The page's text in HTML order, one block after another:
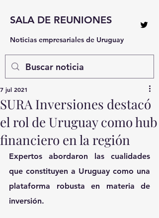
SALA DE REUNIONES
Noticias empresariales de Uruguay
SURA Inversiones destacó
el rol de Uruguay como hub
financiero en la región
7 jul 2021
Expertos abordaron las cualidades
que constituyen a Uruguay como una
plataforma robusta en materia de
inversión.